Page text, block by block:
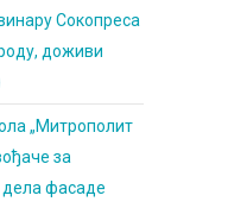
Сокопреса
доживи
„Митрополит
за
дела фасаде